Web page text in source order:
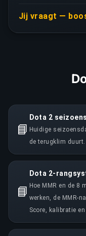
Jij vraagt —
📘
Dota 2
Huidige
de terugklim duurt.
📘
Dota 2-
Hoe MMR en de 8
werken, de MMR-
Score, kalibratie